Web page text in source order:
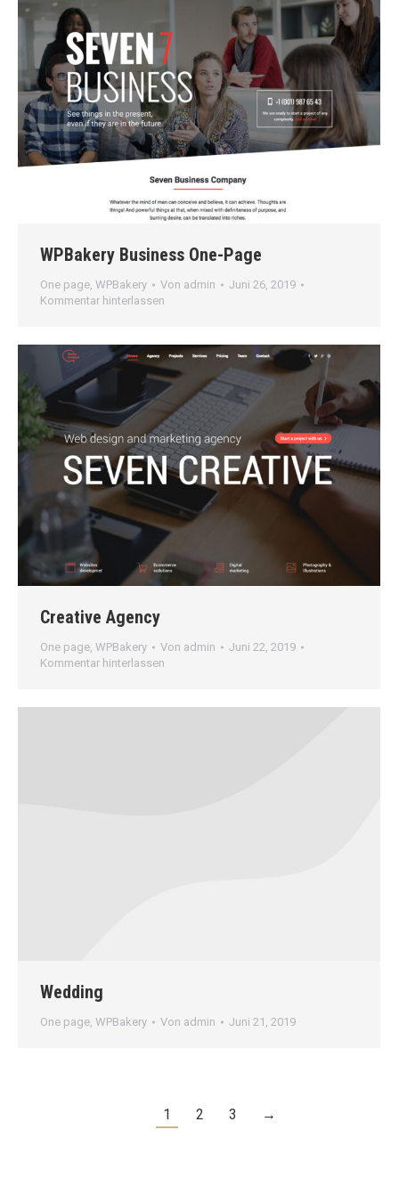
WPBakery Business One-Page
One page, WPBakery Von admin
Juni 26, 2019
Kommentar hinterlassen
Creative Agency
One page, WPBakery Von admin
Juni 22, 2019
Kommentar hinterlassen
Wedding
One page WPBakery Von admin Juni 21, 2019
1 2 3 →